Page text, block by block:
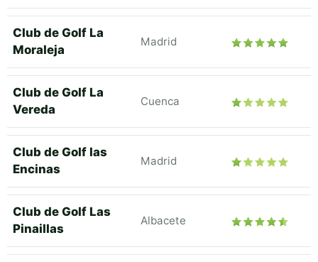
Club de Golf La
Moraleja
Madrid
Club de Golf La
Vereda
Cuenca
Club de Golf las
Encinas
Madrid
Club de Golf Las
Pinaillas
Albacete